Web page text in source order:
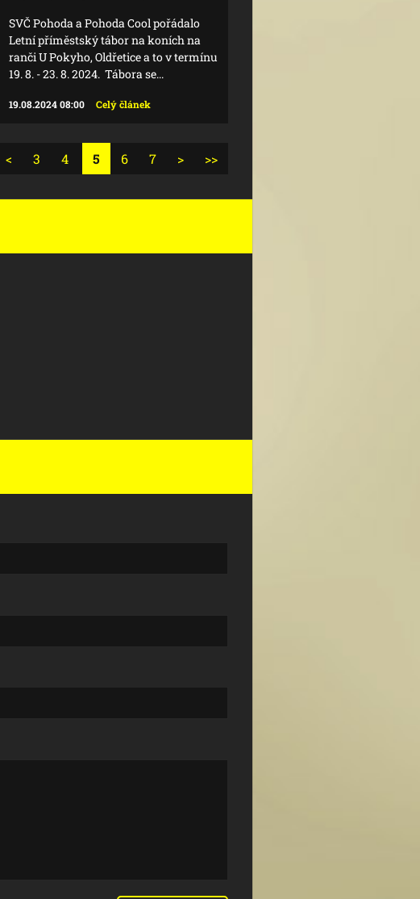
SVČ Pohoda a Pohoda Cool pořádalo
Letní příměstský tábor na koních na
ranči U Pokyho, Oldřetice a to v termínu
19. 8. - 23. 8. 2024. Tábora se...
19.08.2024 08:00 Celý článek
< 3 4 5 6 7 > >>